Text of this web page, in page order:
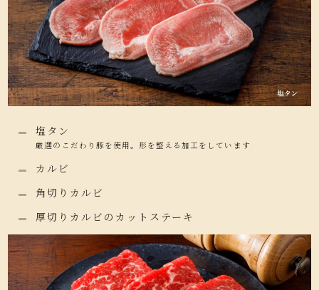
塩タン
厳選のこだわり豚を使用。形を整える加工をしています
カルビ
角切りカルビ
厚切りカルビのカットステーキ